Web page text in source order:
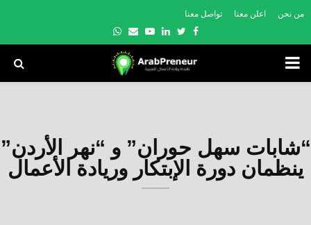
من نحن اعلن معنا تواصل معنا
Facebook
Twitter
Linkedin
Youtube
Email
Whatsapp
PRIMARY
“شابات سهل حوران” و “نهر الأردن”
ينظمان دورة الإبتكار وريادة الأعمال